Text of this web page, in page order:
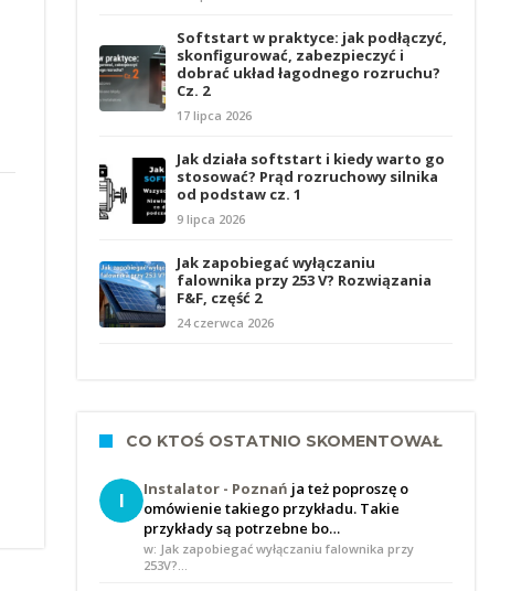
Softstart w praktyce: jak podłączyć,
skonfigurować, zabezpieczyć i
dobrać układ łagodnego rozruchu?
Cz. 2
17 lipca 2026
Jak działa softstart i kiedy warto go
stosować? Prąd rozruchowy silnika
od podstaw cz. 1
9 lipca 2026
Jak zapobiegać wyłączaniu
falownika przy 253 V? Rozwiązania
F&F, część 2
24 czerwca 2026
CO KTOŚ OSTATNIO SKOMENTOWAŁ
I Instalator - Poznań ja też poproszę o
omówienie takiego przykładu. Takie
przykłady są potrzebne bo…
w: Jak zapobiegać wyłączaniu falownika przy
253V?…